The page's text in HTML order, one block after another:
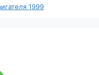
1999